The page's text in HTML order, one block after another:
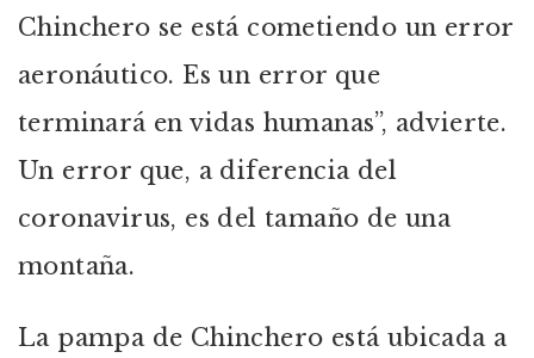
Chinchero se está cometiendo un error
aeronáutico. Es un error que
terminará en vidas humanas”, advierte.
Un error que, a diferencia del
coronavirus, es del tamaño de una
montaña.
La pampa de Chinchero está ubicada a